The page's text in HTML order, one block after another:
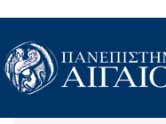
Παράκαμψη προς το